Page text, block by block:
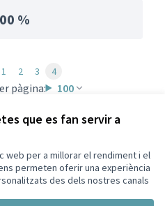
que es fan servir a
web per a millorar el rendiment i el
permeten oferir una experiència
des dels nostres canals
%
pàgina: 100
1 2 3 4